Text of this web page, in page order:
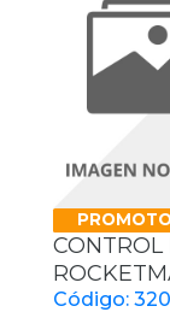
PROMOTO
CONTROL
Código: